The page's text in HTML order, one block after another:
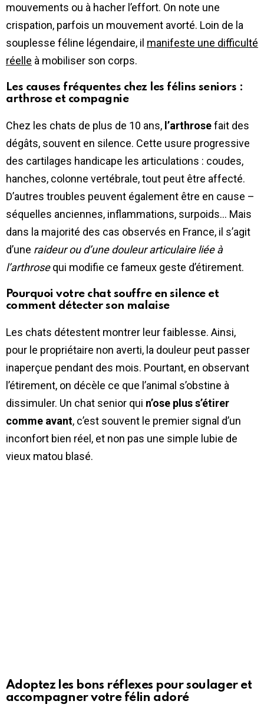
mouvements ou à hacher l’effort. On note une
crispation, parfois un mouvement avorté. Loin de la
souplesse féline légendaire, il manifeste une difficulté
réelle à mobiliser son corps.
Les causes fréquentes chez les félins seniors :
arthrose et compagnie
Chez les chats de plus de 10 ans, l’arthrosefait des
dégâts, souvent en silence. Cette usure progressive
des cartilages handicape les articulations : coudes,
hanches, colonne vertébrale, tout peut être affecté.
D’autres troubles peuvent également être en cause –
séquelles anciennes, inflammations, surpoids… Mais
dans la majorité des cas observés en France, il s’agit
d’une raideur ou d’une douleur articulaire liée à
l’arthrosequi modifie ce fameux geste d’étirement.
Pourquoi votre chat souffre en silence et
comment détecter son malaise
Les chats détestent montrer leur faiblesse. Ainsi,
pour le propriétaire non averti, la douleur peut passer
inaperçue pendant des mois. Pourtant, en observant
l’étirement, on décèle ce que l’animal s’obstine à
dissimuler. Un chat senior qui n’ose plus s’étirer
comme avant, c’est souvent le premier signal d’un
inconfort bien réel, et non pas une simple lubie de
vieux matou blasé.
Adoptez les bons réflexes pour soulager et
accompagner votre félin adoré